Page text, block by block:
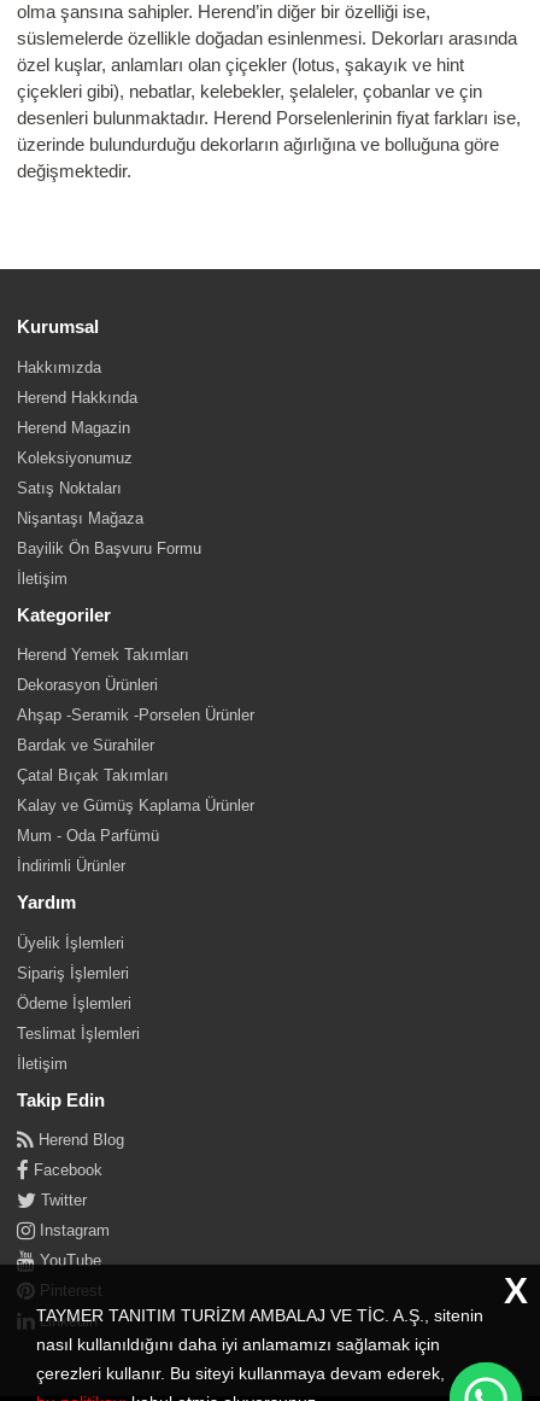
olma şansına sahipler. Herend’in diğer bir özelliği ise,
süslemelerde özellikle doğadan esinlenmesi. Dekorları arasında
özel kuşlar, anlamları olan çiçekler (lotus, şakayık ve hint
çiçekleri gibi), nebatlar, kelebekler, şelaleler, çobanlar ve çin
desenleri bulunmaktadır. Herend Porselenlerinin fiyat farkları ise,
üzerinde bulundurduğu dekorların ağırlığına ve bolluğuna göre
değişmektedir.
Kurumsal
Hakkımızda
Herend Hakkında
Herend Magazin
Koleksiyonumuz
Satış Noktaları
Nişantaşı Mağaza
Bayilik Ön Başvuru Formu
İletişim
Kategoriler
Herend Yemek Takımları
Dekorasyon Ürünleri
Ahşap -Seramik -Porselen Ürünler
Bardak ve Sürahiler
Çatal Bıçak Takımları
Kalay ve Gümüş Kaplama Ürünler
Mum - Oda Parfümü
İndirimli Ürünler
Yardım
Üyelik İşlemleri
Sipariş İşlemleri
Ödeme İşlemleri
Teslimat İşlemleri
İletişim
Takip Edin
Herend Blog
Facebook
Twitter
Instagram
YouTube
Pinterest
Linkedin
TAYMER TANITIM TURİZM AMBALAJ VE TİC. A.Ş., sitenin
nasıl kullanıldığını daha iyi anlamamızı sağlamak için
çerezleri kullanır. Bu siteyi kullanmaya devam ederek,
X